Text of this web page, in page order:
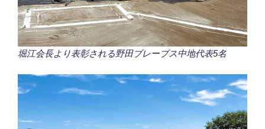
堀江会長より表彰される野田ブレーブス中地代表5名